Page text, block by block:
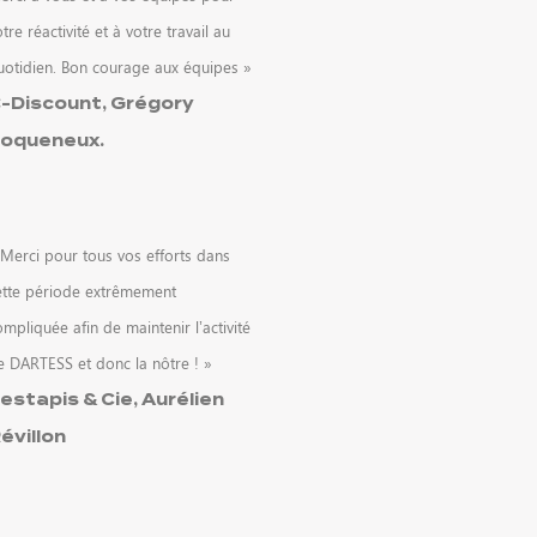
réactivité et à votre travail au
Bon courage aux équipes »
Discount, Grégory
pour tous vos efforts dans
période extrêmement
afin de maintenir l’activité
DARTESS et donc la nôtre ! »
& Cie, Aurélien